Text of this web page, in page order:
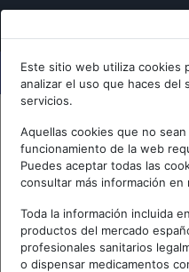
Este sitio web utiliza cookies
analizar el uso que haces del
servicios.
Aquellas cookies que no
funcionamiento de la web
Puedes aceptar todas las
consultar más información en
Toda la información incluida
productos del mercado
profesionales sanitarios
o dispensar medicamentos